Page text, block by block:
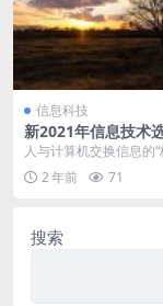
信息科技
新2021年信息技术
务必掌握
人与计算机交换信息的“
（ B ） A . 鼠标 B . 输
备...2 年前 71
搜索